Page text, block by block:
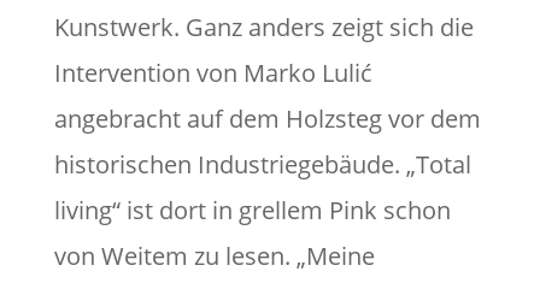
Kunstwerk. Ganz anders zeigt sich die
Intervention von Marko Lulić
angebracht auf dem Holzsteg vor dem
historischen Industriegebäude. „Total
living“ ist dort in grellem Pink schon
von Weitem zu lesen. „Meine